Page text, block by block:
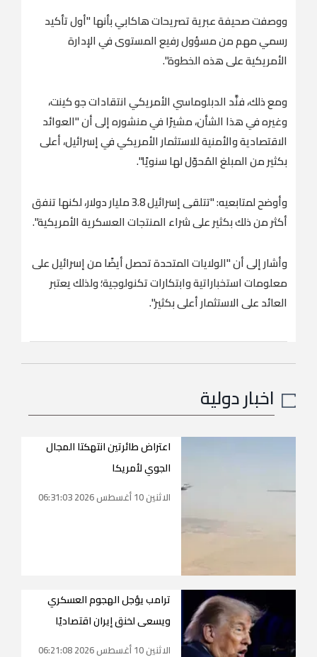
ووصفت صحيفة عبرية تصريحات هاكابي بأنها "أول تأكيد
رسمي مهم من مسؤول رفيع المستوى في الإدارة
الأمريكية على هذه الخطوة".
ومع ذلك، فنَّد الدبلوماسي الأمريكي انتقادات جو كينت،
وغيره في هذا الشأن، مشيرًا في منشوره إلى أن "العوائد
الاقتصادية والأمنية للاستثمار الأمريكي في إسرائيل، أعلى
بكثير من المبلغ المُحوّل لها سنويًا".
وأوضح لمتابعيه: "تتلقى إسرائيل 3.8 مليار دولار، لكنها تنفق
أكثر من ذلك بكثير على شراء المنتجات العسكرية الأمريكية".
وأشار إلى أن "الولايات المتحدة تحصل أيضًا من إسرائيل على
معلومات استخباراتية وابتكارات تكنولوجية؛ ولذلك يعتبر
العائد على الاستثمار أعلى بكثير".
اخبار دولية
اعتراض طائرتين انتهكتا المجال
الجوي لأمريكا
الاثنين 10 أغسطس 2026 06:31:03
ترامب يؤجل الهجوم العسكري
ويسعى لخنق إيران اقتصاديًا
الاثنين 10 أغسطس 2026 06:21:08